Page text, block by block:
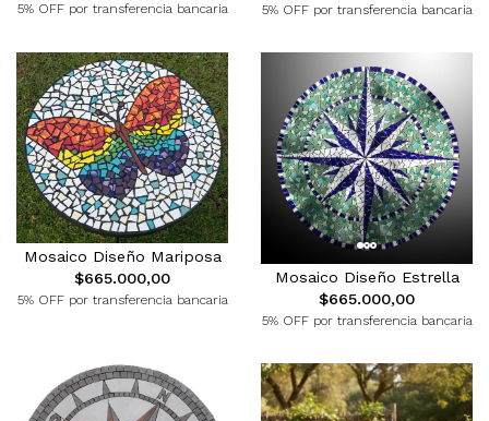
5% OFF por transferencia bancaria 5% OFF por transferencia bancaria
Mosaico Diseño Mariposa
$665.000,00
5% OFF por transferencia bancaria
Mosaico Diseño Estrella
$665.000,00
5% OFF por transferencia bancaria